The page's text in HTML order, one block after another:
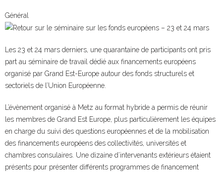
Général
Les 23 et 24 mars derniers, une quarantaine de participants ont pris
part au séminaire de travail dédié aux financements européens
organisé par Grand Est-Europe autour des fonds structurels et
sectoriels de l’Union Européenne.
L’évènement organisé à Metz au format hybride a permis de réunir
les membres de Grand Est Europe, plus particulièrement les équipes
en charge du suivi des questions européennes et de la mobilisation
des financements européens des collectivités, universités et
chambres consulaires. Une dizaine d’intervenants extérieurs étaient
présents pour présenter différents programmes de financement